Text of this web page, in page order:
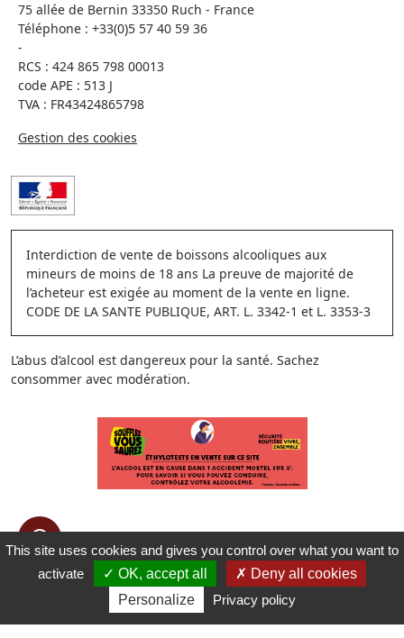
75 allée de Bernin 33350 Ruch - France
Téléphone : +33(0)5 57 40 59 36
-
RCS : 424 865 798 00013
code APE : 513 J
TVA : FR43424865798
Gestion des cookies
Interdiction de vente de boissons alcooliques aux
mineurs de moins de 18 ans La preuve de majorité de
l’acheteur est exigée au moment de la vente en ligne.
CODE DE LA SANTE PUBLIQUE, ART. L. 3342-1 et L. 3353-3
L’abus d’alcool est dangereux pour la santé. Sachez
consommer avec modération.
This site uses cookies and gives you control over what you want to
activate
OK, accept all
Deny all cookies
Personalize
Privacy policy